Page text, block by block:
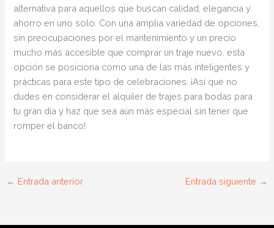
alternativa para aquellos que buscan calidad, elegancia y
ahorro en uno solo. Con una amplia variedad de opciones,
sin preocupaciones por el mantenimiento y un precio
mucho más accesible que comprar un traje nuevo, esta
opción se posiciona como una de las más inteligentes y
prácticas para este tipo de celebraciones. ¡Así que no
dudes en considerar el alquiler de trajes para bodas para
tu gran día y haz que sea aún más especial sin tener que
romper el banco!
← Entrada anterior Entrada siguiente →